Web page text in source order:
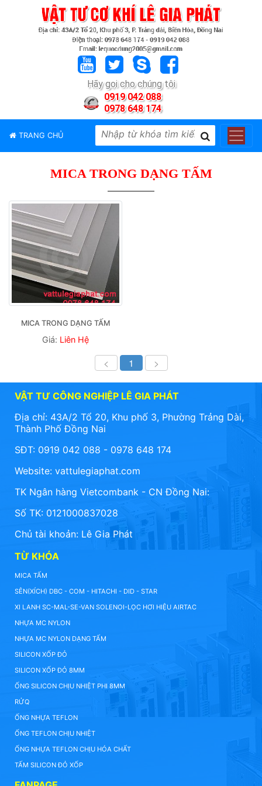
Hãy gọi cho chúng tôi
0919 042 088
0978 648 174
TRANG CHỦ
PHẨM
HIỆU
LIÊN
MICA TRONG DẠNG TẤM
MICA TRONG DẠNG TẤM
Giá: Liên Hệ
< 1 >
VẬT TƯ CÔNG NGHIỆP LÊ GIA PHÁT
Địa chỉ: 43A/2 Tổ 20, Khu phố 3, Phường Trảng Dài,
Thành Phố Đồng Nai
SĐT: 0919 042 088 - 0978 648 174
Website: vattulegiaphat.com
TK Ngân hàng Vietcombank - CN Đồng Nai:
Số TK: 0121000837028
Chủ tài khoản: Lê Gia Phát
TỪ KHÓA
MICA TẤM
SÊN(XÍCH) DBC - COM - HITACHI - DID - STAR
XI LANH SC-MAL-SE-VAN SOLENOI-LỌC HƠI HIỆU AIRTAC
NHỰA MC NYLON
NHỰA MC NYLON DẠNG TẤM
SILICON XỐP ĐỎ
SILICON XỐP ĐỎ 8MM
ỐNG SILICON CHỊU NHIỆT PHI 8MM
RỬQ
ỐNG NHỰA TEFLON
ỐNG TEFLON CHỊU NHIỆT
ỐNG NHỰA TEFLON CHỊU HÓA CHẤT
TẤM SILICON ĐỎ XỐP